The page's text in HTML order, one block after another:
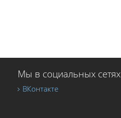
Мы в социальных сетях
ВКонтакте